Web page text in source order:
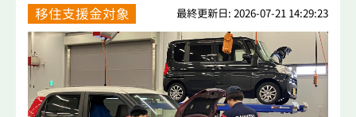
移住支援金対象 最終更新日: 2026-07-21 14:29:23